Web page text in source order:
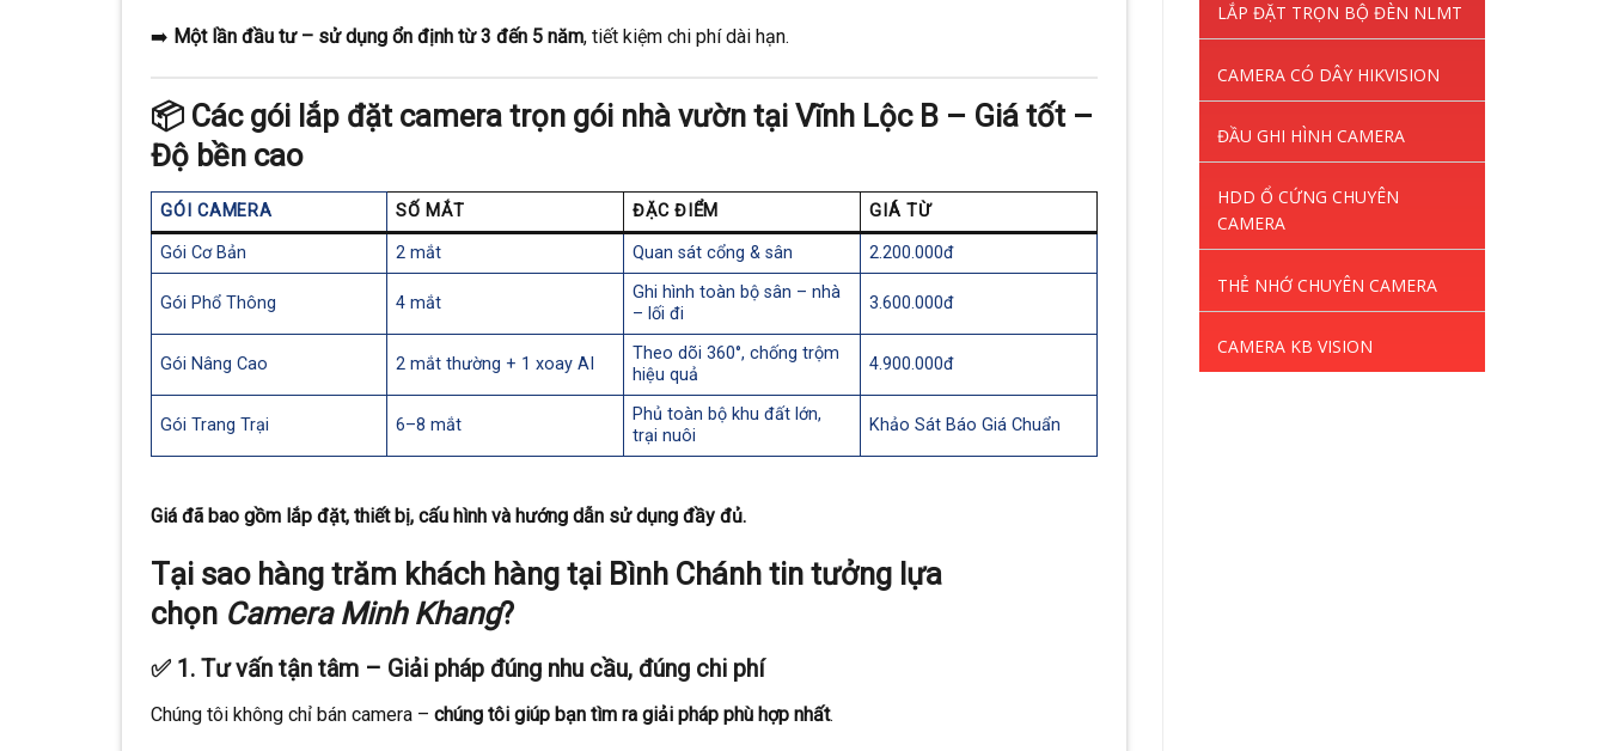
➡️ Một lần đầu tư – sử dụng ổn định từ 3 đến 5 năm, tiết kiệm chi phí dài hạn.
📦 Các gói lắp đặt camera trọn gói nhà vườn tại Vĩnh Lộc B – Giá tốt –
Độ bền cao
GÓI CAMERA SỐ MẮT ĐẶC ĐIỂM GIÁ TỪ
Gói Cơ Bản 2 mắt Quan sát cổng & sân 2.200.000đ
Gói Phổ Thông 4 mắt
Ghi hình toàn bộ sân – nhà
– lối đi
3.600.000đ
Gói Nâng Cao 2 mắt thường + 1 xoay AI
Theo dõi 360°, chống trộm
hiệu quả
4.900.000đ
Gói Trang Trại 6–8 mắt
Phủ toàn bộ khu đất lớn,
trại nuôi
Khảo Sát Báo Giá Chuẩn
Giá đã bao gồm lắp đặt, thiết bị, cấu hình và hướng dẫn sử dụng đầy đủ.
Tại sao hàng trăm khách hàng tại Bình Chánh tin tưởng lựa
chọn Camera Minh Khang?
✅ 1. Tư vấn tận tâm – Giải pháp đúng nhu cầu, đúng chi phí
Chúng tôi không chỉ bán camera – chúng tôi giúp bạn tìm ra giải pháp phù hợp nhất.
LẮP ĐẶT TRỌN BỘ ĐÈN NLMT
CAMERA CÓ DÂY HIKVISION
ĐẦU GHI HÌNH CAMERA
HDD Ổ CỨNG CHUYÊN
CAMERA
THẺ NHỚ CHUYÊN CAMERA
CAMERA KB VISION